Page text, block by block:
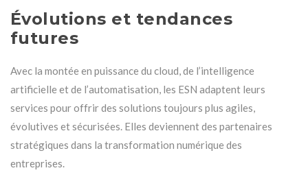
Évolutions et tendances
futures
Avec la montée en puissance du cloud, de l’intelligence
artificielle et de l’automatisation, les ESN adaptent leurs
services pour offrir des solutions toujours plus agiles,
évolutives et sécurisées. Elles deviennent des partenaires
stratégiques dans la transformation numérique des
entreprises.